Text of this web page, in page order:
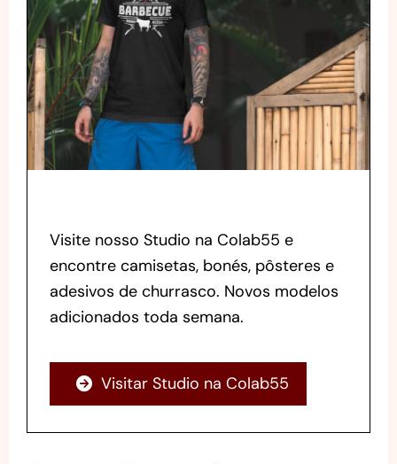
Visite nosso Studio na Colab55 e
encontre camisetas, bonés, pôsteres e
adesivos de churrasco. Novos modelos
adicionados toda semana.
Visitar Studio na Colab55